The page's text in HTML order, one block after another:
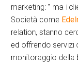
marketing: ” ma i
Società come
relation, stanno
ed offrendo servizi
monitoraggio della